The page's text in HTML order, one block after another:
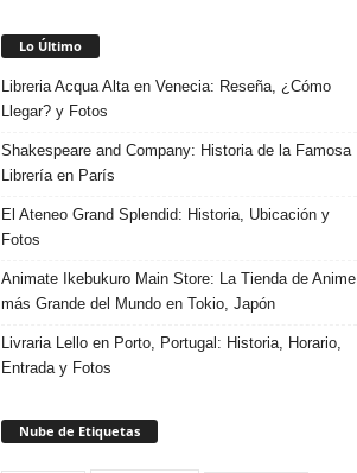
Lo Último
Libreria Acqua Alta en Venecia: Reseña, ¿Cómo
Llegar? y Fotos
Shakespeare and Company: Historia de la Famosa
Librería en París
El Ateneo Grand Splendid: Historia, Ubicación y
Fotos
Animate Ikebukuro Main Store: La Tienda de Anime
más Grande del Mundo en Tokio, Japón
Livraria Lello en Porto, Portugal: Historia, Horario,
Entrada y Fotos
Nube de Etiquetas